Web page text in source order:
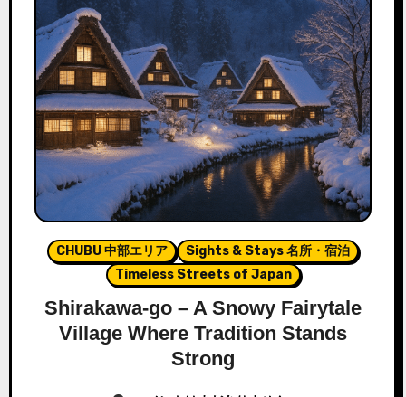
CHUBU 中部エリア
Sights & Stays 名所・宿泊
Timeless Streets of Japan
Shirakawa-go – A Snowy Fairytale
Village Where Tradition Stands
Strong